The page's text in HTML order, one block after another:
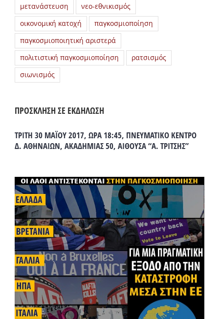
μετανάστευση
νεο-εθνικισμός
οικονομική κατοχή
παγκοσμιοποίηση
παγκοσμιοποιητική αριστερά
πολιτιστική παγκοσμιοποίηση
ρατσισμός
σιωνισμός
ΠΡΟΣΚΛΗΣΗ ΣΕ ΕΚΔΗΛΩΣΗ
ΤΡΙΤΗ 30 ΜΑΪΟΥ 2017, ΩΡΑ 18:45, ΠΝΕΥΜΑΤΙΚΟ ΚΕΝΤΡΟ
Δ. ΑΘΗΝΑΙΩΝ, ΑΚΑΔΗΜΙΑΣ 50, ΑΙΘΟΥΣΑ “Α. ΤΡΙΤΣΗΣ”